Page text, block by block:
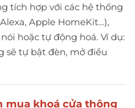
tích hợp với các hệ thống
Apple HomeKit…),
hoặc tự động hoá. Ví dụ:
sẽ tự bật đèn, mở điều
mua khoá cửa thông